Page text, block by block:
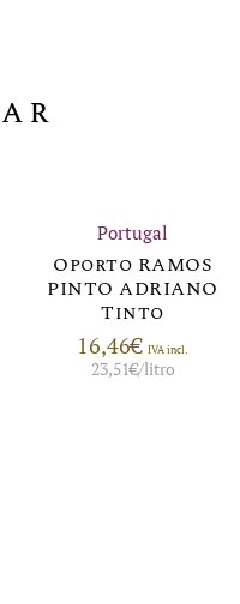
Portugal
Oporto RAMOS
PINTO ADRIANO
Tinto
16,46€ IVA incl.
23,51€/litro